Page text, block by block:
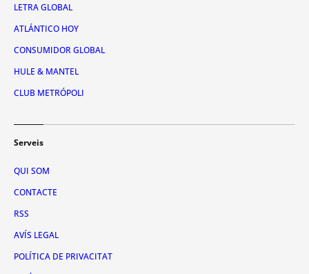
LETRA GLOBAL
ATLÁNTICO HOY
CONSUMIDOR GLOBAL
HULE & MANTEL
CLUB METRÓPOLI
Serveis
QUI SOM
CONTACTE
RSS
AVÍS LEGAL
POLÍTICA DE PRIVACITAT